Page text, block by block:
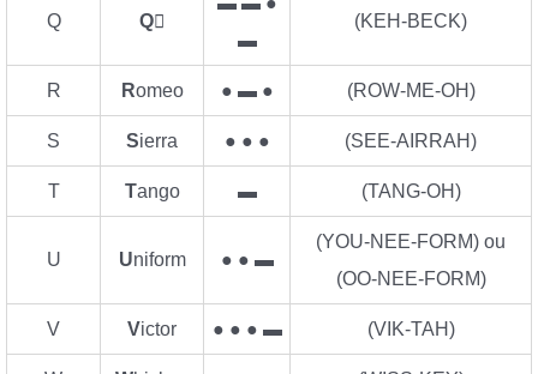
Q Q
▬
(KEH-BECK)
R Romeo ● ▬ ● (ROW-ME-OH)
S Sierra ● ● ● (SEE-AIRRAH)
T Tango ▬ (TANG-OH)
U Uniform ● ● ▬
(YOU-NEE-FORM) ou
(OO-NEE-FORM)
V Victor ● ● ● ▬ (VIK-TAH)